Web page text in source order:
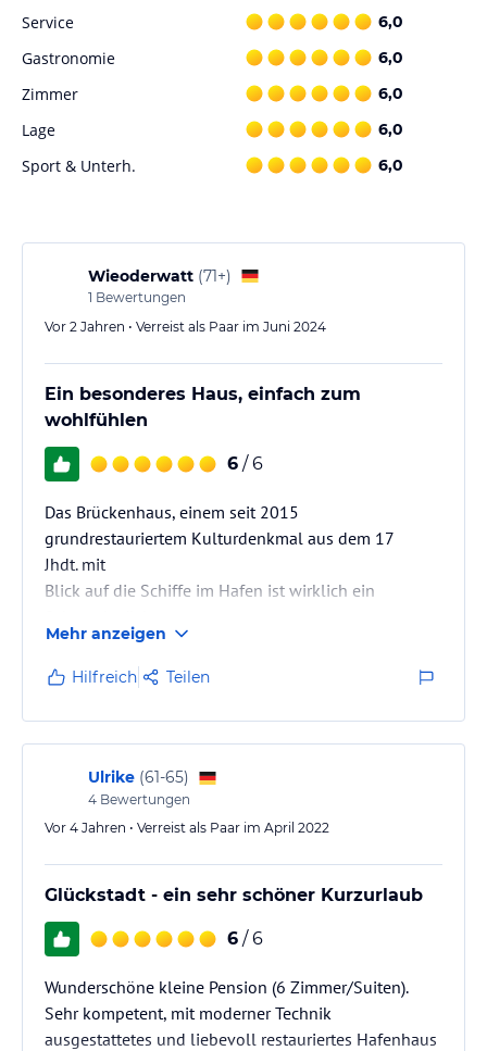
Service 6,0
Gastronomie 6,0
Zimmer 6,0
Lage 6,0
Sport & Unterh. 6,0
Wieoderwatt (71+)
1 Bewertungen
Vor 2 Jahren • Verreist als Paar im Juni 2024
Ein besonderes Haus, einfach zum
wohlfühlen
6 / 6
Das Brückenhaus, einem seit 2015
grundrestauriertem Kulturdenkmal aus dem 17
Jhdt. mit
Blick auf die Schiffe im Hafen ist wirklich ein
Liebevoll eingerichtete Zimmer, ein toller
Frühstücksraum, ein mit viel Liebe serviertes
Frühstück am Tisch, eine freundliche und nette
Chefin sorgt für eine angenehme Atmosphäre und
machen den Aufenthalt sehr angenehm.
Ein besonderes Haus in dem wir uns sehr wohl
gefühlt haben.
Mehr anzeigen
Hilfreich Teilen
Ulrike (61-65)
4 Bewertungen
Vor 4 Jahren • Verreist als Paar im April 2022
Glückstadt - ein sehr schöner Kurzurlaub
6 / 6
Wunderschöne kleine Pension (6 Zimmer/Suiten).
Sehr kompetent, mit moderner Technik
ausgestattetes und liebevoll restauriertes Hafenhaus